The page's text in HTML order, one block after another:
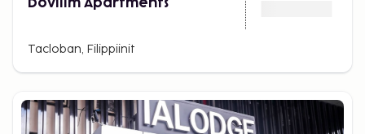
Dovilim Apartments
Tacloban, Filippiinit